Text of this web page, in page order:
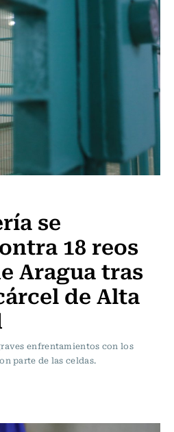
se
18 reos
Aragua tras
de Alta
enfrentamientos con los
parte de las celdas.